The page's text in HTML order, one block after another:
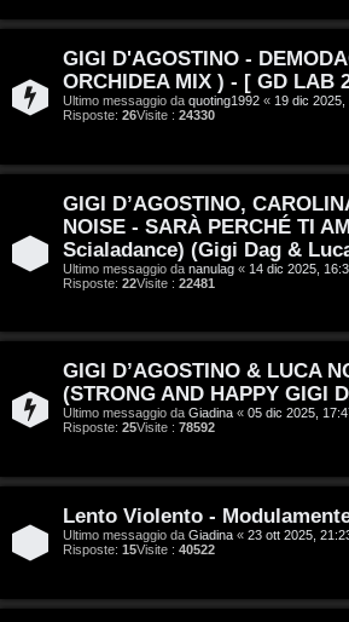
C
c
a
A
GIGI D'AGOSTINO -
ORCHIDEA MIX ) - [ GD LAB
Ultimo messaggio da quoting1992 « 19 dic 2025,
Risposte: 26Visite : 24330
GIGI D’AGOSTINO,
NOISE - SARÀ PERCHÉ TI
Scialadance) (Gigi Dag &
Ultimo messaggio da nanulag « 14 dic 2025,
Risposte: 22Visite : 22481
GIGI D’AGOSTINO & LUCA
(STRONG AND HAPPY GIGI
Ultimo messaggio da Giadina « 05 dic 2025,
Risposte: 25Visite : 78592
Lento Violento -
Ultimo messaggio da Giadina « 23 ott 2025,
Risposte: 15Visite : 40522
C
/
n
i
i
/
D
i
g
i
t